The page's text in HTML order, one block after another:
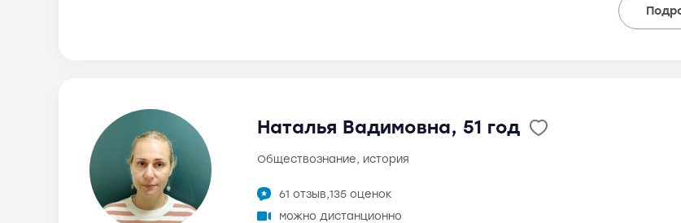
Наталья Вадимовна, 51 год
обществознание, история
61 отзыв,135 оценок
можно дистанционно